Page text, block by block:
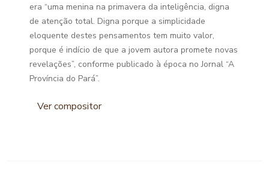
era “uma menina na primavera da inteligência, digna
de atenção total. Digna porque a simplicidade
eloquente destes pensamentos tem muito valor,
porque é indício de que a jovem autora promete novas
revelações”, conforme publicado à época no Jornal “A
Província do Pará”.
Ver compositor